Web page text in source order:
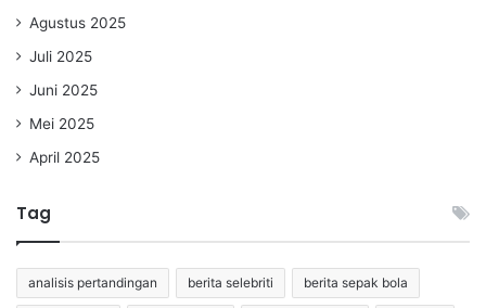
Agustus 2025
Juli 2025
Juni 2025
Mei 2025
April 2025
Tag
analisis pertandingan berita selebriti berita sepak bola